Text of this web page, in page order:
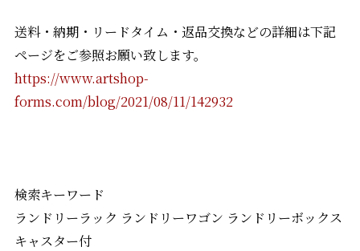
送料・納期・リードタイム・返品交換などの詳細は下記
ページをご参照お願い致します。
https://www.artshop-
forms.com/blog/2021/08/11/142932
検索キーワード
ランドリーラック ランドリーワゴン ランドリーボックス
キャスター付